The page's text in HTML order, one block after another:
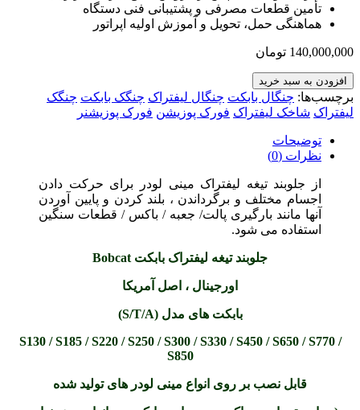
تأمین قطعات مصرفی و پشتیبانی فنی دستگاه
هماهنگی حمل، تحویل و آموزش اولیه اپراتور
140,000,000 تومان
افزودن به سبد خرید
برچسب‌ها: چنگال بابکت چنگال لیفتراک چنگک بابکت چنگک
لیفتراک شاخک لیفتراک فورک پوزیشن فورک پوزیشنر
توضیحات
نظرات (0)
از جلوبند تیغه لیفتراک مینی لودر برای حرکت دادن
اجسام مختلف و برگرداندن ، بلند کردن و پایین آوردن
آنها مانند بارگیری پالت/ جعبه / باکس / قطعات سنگین
استفاده می شود.
جلوبند تیغه لیفتراک بابکت Bobcat
اورجینال ، اصل آمریکا
بابکت های مدل (S/T/A)
S130 / S185 / S220 / S250 / S300 / S330 / S450 / S650 / S770 /
S850
قابل نصب بر روی انواع مینی لودر های تولید شده